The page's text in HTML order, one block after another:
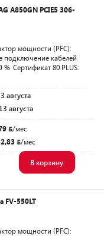
A850GN PCIE5 306-
мощности (PFC):
подключение кабелей
% Сертификат 80 PLUS:
августа
августа
/мес
/мес
В корзину
FV-550LT
мощности (PFC):